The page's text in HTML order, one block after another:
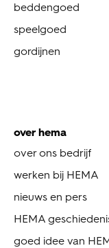
beddengoed
speelgoed
gordijnen
over hema
over ons bedrijf
werken bij HEMA
nieuws en pers
HEMA
goed idee van